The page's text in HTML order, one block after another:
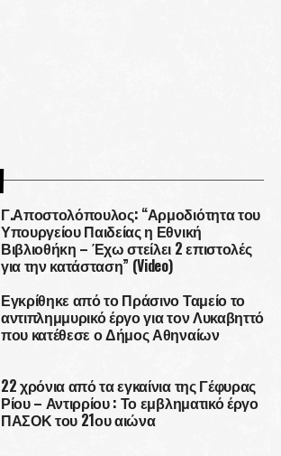
Γ.Αποστολόπουλος: “Αρμοδιότητα του
Υπουργείου Παιδείας η Εθνική
Βιβλιοθήκη – Έχω στείλει 2 επιστολές
για την κατάσταση” (Video)
Εγκρίθηκε από το Πράσινο Ταμείο το
αντιπλημμυρικό έργο για τον Λυκαβηττό
που κατέθεσε ο Δήμος Αθηναίων
22 χρόνια από τα εγκαίνια της Γέφυρας
Ρίου – Αντιρρίου : Το εμβληματικό έργο
ΠΑΣΟΚ του 21ου αιώνα